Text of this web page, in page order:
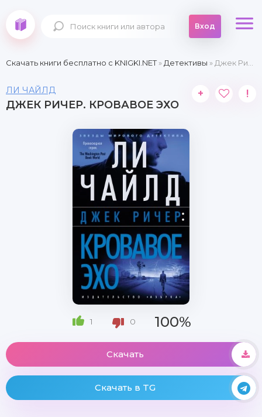
Вход
Скачать книги бесплатно c KNIGKI.NET» Детективы » Джек Ричер. Кровавое Эхо
ЛИ ЧАЙЛД
ДЖЕК РИЧЕР. КРОВАВОЕ ЭХО
+ !
1 0 100%
Скачать
Скачать в TG